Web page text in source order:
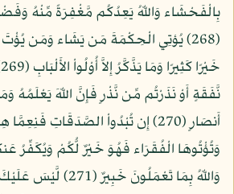
بِالْفَحْشَاء وَاللّهُ يَعِدُكُم مَّغْفِرَةً مِّنْهُ
(268) يُؤتِي الْحِكْمَةَ مَن يَشَاء وَمَن
نَّفَقَةٍ أَوْ نَذَرْتُم مِّن نَّذْرٍ فَإِنَّ اللّهَ يَعْلَمُهُ
أَنصَارٍ (270) إِن تُبْدُواْ الصَّدَقَاتِ
وَتُؤْتُوهَا الْفُقَرَاء فَهُوَ خَيْرٌ لُّكُمْ وَيُكَفِّرُ
وَاللّهُ بِمَا تَعْمَلُونَ